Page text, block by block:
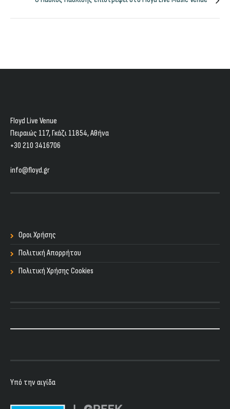
Floyd Live Venue
Πειραιώς 117, Γκάζι 11854, Aθήνα
+30 210 3416706
info@floyd.gr
Οροι Χρήσης
Πολιτική Απορρήτου
Πολιτική Χρήσης Cookies
Υπό την αιγίδα